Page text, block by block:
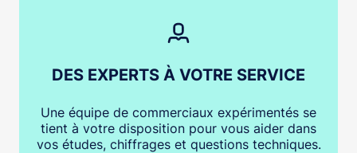
DES EXPERTS À VOTRE SERVICE
Une équipe de commerciaux expérimentés se
tient à votre disposition pour vous aider dans
vos études, chiffrages et questions techniques.